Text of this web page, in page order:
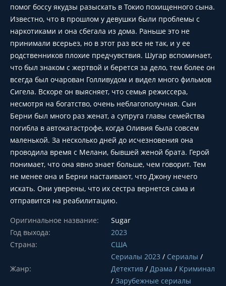
помог боссу якудзы разыскать в Токио похищенного сына.
Известно, что в прошлом у девушки были проблемы с
наркотиками и она сбегала из дома. Раньше это не
принимали всерьез, но в этот раз все не так, и у ее
родственников плохие предчувствия. Шугар вспоминает,
что был знаком с жертвой и берется за дело, тем более он
всегда был очарован Голливудом и видел много фильмов
Сигела. Вскоре он выясняет, что семья режиссера,
несмотря на богатство, очень неблагополучная. Сын
Берни был много раз женат, а супруга главы семейства
погибла в автокатастрофе, когда Оливия была совсем
маленькой. За несколько дней до исчезновения она
проводила время с Мелани, бывшей женой брата. Герой
понимает, что она явно знает больше, чем говорит. Тем
не менее она и Берни настаивают, что Джону нечего
искать. Они уверены, что их сестра вернется сама и
отправится на реабилитацию.
Оригинальное название:
Sugar
Год выхода:
2023
Страна:
США
Жанр:
Сериалы 2023 / Сериалы /
Детектив / Драма / Криминал
/ Зарубежные сериалы